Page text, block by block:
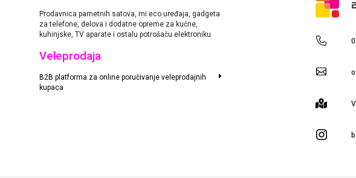
Prodavnica pametnih satova, mi eco uređaja, gadgeta
za telefone, delova i dodatne opreme za kućne,
kuhinjske, TV aparate i ostalu potrošaču elektroniku
Veleprodaja
B2B platforma za online poručivanje veleprodajnih
kupaca